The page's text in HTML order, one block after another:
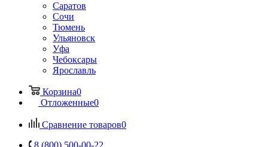
Саратов
Сочи
Тюмень
Ульяновск
Уфа
Чебоксары
Ярославль
Корзина0
Отложенные0
Сравнение товаров0
8 (800) 500-00-22